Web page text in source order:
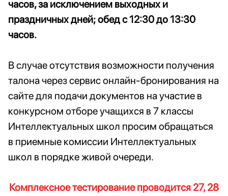
часов, за исключением выходных и
праздничных дней; обед с 12:30 до 13:30
часов.
В случае отсутствия возможности получения
талона через сервис онлайн-бронирования на
сайте для подачи документов на участие в
конкурсном отборе учащихся в 7 классы
Интеллектуальных школ просим обращаться
в приемные комиссии Интеллектуальных
школ в порядке живой очереди.
Комплексное тестирование проводится 27, 28